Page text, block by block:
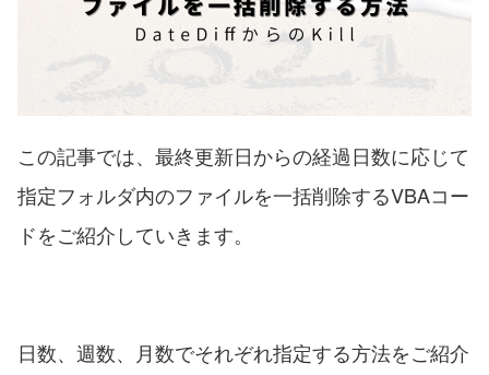
この記事では、最終更新日からの経過日数に応じて
指定フォルダ内のファイルを一括削除するVBAコー
ドをご紹介していきます。
日数、週数、月数でそれぞれ指定する方法をご紹介